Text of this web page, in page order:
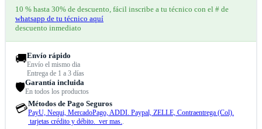
10 % hasta 30% de descuento, fácil inscribe a tu técnico con el # de
whatsapp de tu técnico aquí
descuento inmediato
🚚Envío rápido
Envío el mismo dia
Entrega de 1 a 3 días
🛡️Garantía incluida
En todos los productos
💳Métodos de Pago Seguros
PayU, Nequi, MercadoPago, ADDI. Paypal, ZELLE, Contraentrega (Col).
tarjetas crédito y débito. ver mas..